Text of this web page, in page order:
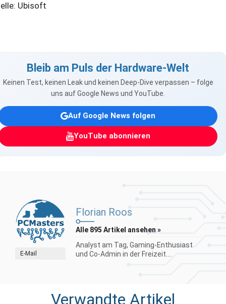
Ubisoft
Bleib am Puls der Hardware-Welt
Keinen Test, keinen Leak und keinen Deep-Dive verpassen – folge
uns auf Google News und YouTube.
Auf Google News folgen
YouTube abonnieren
E-Mail
Florian Roos
Alle 895 Artikel ansehen »
Analyst am Tag, Gaming-Enthusiast
und Co-Admin in der Freizeit....
Verwandte Artikel